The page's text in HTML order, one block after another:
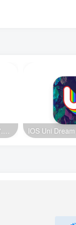
TrollInstallerX 1.0.2 14.0-17.0.1 巨魔安装器【苹果最新版】